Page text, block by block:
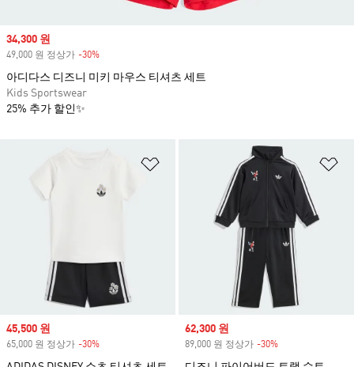
위시리스트 담기
Sale price
45,500 원
65,000 원 정상가 -30%
Sale price
62,300 원
89,000 원 정상가 -30%
Sale price
34,300 원
49,000 원 정상가 -30%
아디다스 디즈니 미키 마우스 티셔츠 세트
Kids Sportswear
25% 추가 할인✨